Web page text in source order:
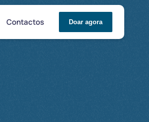
Contactos Doar agora